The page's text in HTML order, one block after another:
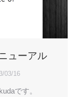
ューアル
03/16
です。